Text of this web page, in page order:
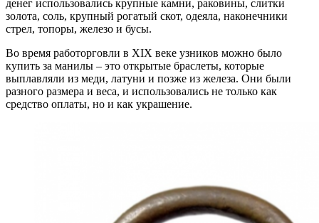
денег использовались крупные камни, раковины, слитки
золота, соль, крупный рогатый скот, одеяла, наконечники
стрел, топоры, железо и бусы.
Во время работорговли в XIX веке узников можно было
купить за манилы – это открытые браслеты, которые
выплавляли из меди, латуни и позже из железа. Они были
разного размера и веса, и использовались не только как
средство оплаты, но и как украшение.